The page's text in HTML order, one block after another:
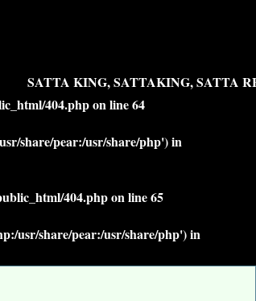
SATTA KING, SATTAKING, SATTA
404.phpon line64
share/pear:/usr/share/php') in
404.phpon line65
usr/share/pear:/usr/share/php') in